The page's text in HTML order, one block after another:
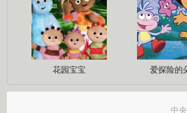
花园宝宝 爱探险的
中